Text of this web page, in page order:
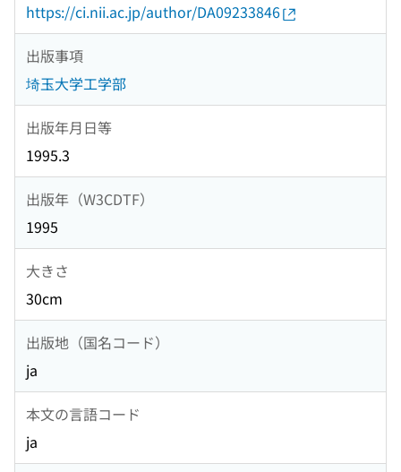
https://ci.nii.ac.jp/author/DA09233846
出版事項
埼玉大学工学部
出版年月日等
1995.3
出版年（W3CDTF）
1995
大きさ
30cm
出版地（国名コード）
ja
本文の言語コード
ja